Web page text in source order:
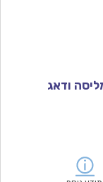
ודאג